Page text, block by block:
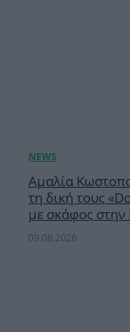
Αμαλία
τη δική τους
με σκάφος στην
09.08.2026